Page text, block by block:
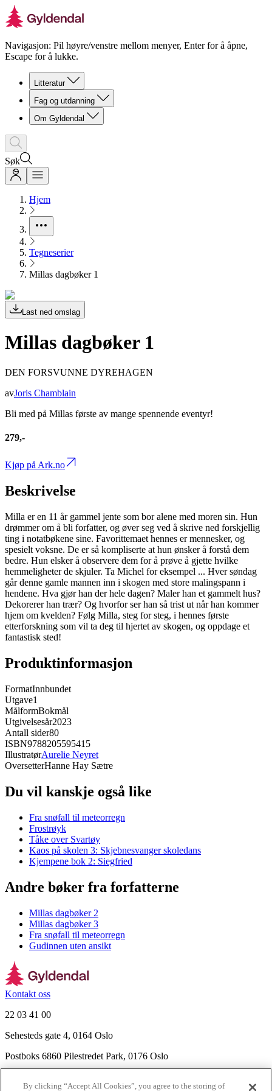
Navigasjon: Pil høyre/venstre mellom menyer, Enter for å åpne,
Escape for å lukke.
Litteratur
Fag og utdanning
Om Gyldendal
Søk
Hjem
Tegneserier
Millas dagbøker 1
Last ned omslag
Millas dagbøker 1
DEN FORSVUNNE DYREHAGEN
avJoris Chamblain
Bli med på Millas første av mange spennende eventyr!
279,-
Kjøp på Ark.no
Beskrivelse
Milla er en 11 år gammel jente som bor alene med moren sin. Hun
drømmer om å bli forfatter, og øver seg ved å skrive ned forskjellig
ting i notatbøkene sine. Favorittemaet hennes er mennesker, og
spesielt voksne. De er så kompliserte at hun ønsker å forstå dem
bedre. Hun elsker å observere dem for å prøve å gjette hvilke
hemmeligheter de skjuler. Ta Michel for eksempel ... Hver søndag
går denne gamle mannen inn i skogen med store malingspann i
hendene. Hva gjør han der hele dagen? Maler han et gammelt hus?
Dekorerer han trær? Og hvorfor ser han så trist ut når han kommer
hjem om kvelden? Følg Milla, steg for steg, i hennes første
etterforskning som vil ta deg til hjertet av skogen, og oppdage et
fantastisk sted!
Produktinformasjon
FormatInnbundet
Utgave1
MålformBokmål
Utgivelsesår2023
Antall sider80
ISBN9788205595415
IllustratørAurelie Neyret
OversetterHanne Hay Sætre
Du vil kanskje også like
Fra snøfall til meteorregn
Frostrøyk
Tåke over Svartøy
Kaos på skolen 3: Skjebnesvanger skoledans
Kjempene bok 2: Siegfried
Andre bøker fra forfatterne
Millas dagbøker 2
Millas dagbøker 3
Fra snøfall til meteorregn
Gudinnen uten ansikt
Kontakt oss
22 03 41 00
Sehesteds gate 4, 0164 Oslo
Postboks 6860 Pilestredet Park, 0176 Oslo
By clicking “Accept All Cookies”, you agree to the storing of